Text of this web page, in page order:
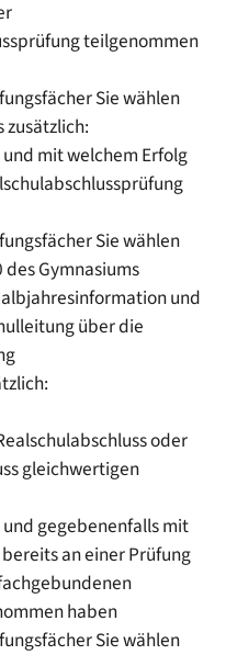
teilgenommen
Sie wählen
zusätzlich:
mit welchem Erfolg
Sie wählen
des Gymnasiums
und
über die
oder
gleichwertigen
gegebenenfalls mit
an einer Prüfung
haben
Sie wählen